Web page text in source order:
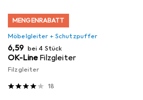
MENGENRABATT
Möbelgleiter + Schutzpuffer
EUR
6,59 bei 4 Stück
OK-Line Filzgleiter
Filzgleiter
18